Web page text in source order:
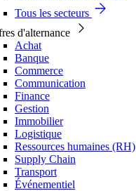
Tous les secteurs
d'alternance
Achat
Banque
Commerce
Communication
Finance
Gestion
Immobilier
Logistique
Ressources humaines (RH)
Supply Chain
Transport
Événementiel